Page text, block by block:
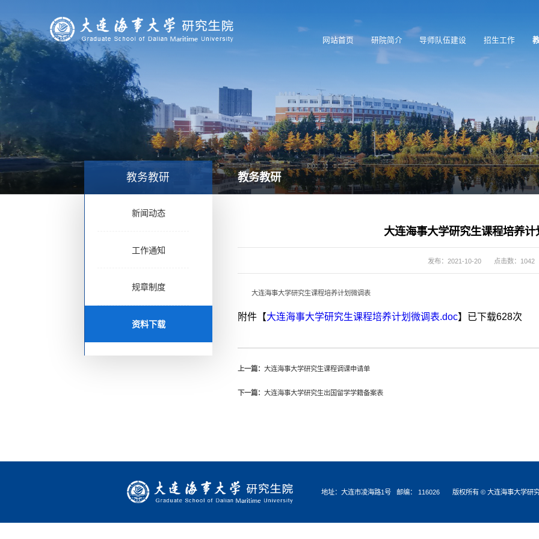
网站首页 研院简介 导师队伍建设 招生工作
教务教研
新闻动态
工作通知
规章制度
资料下载
教务教研
大连海事大学研究生课程培养计
发布：2021-10-20 点击数： 1042
大连海事大学研究生课程培养计划微调表
附件【大连海事大学研究生课程培养计划微调表.doc】已下载628次
上一篇：大连海事大学研究生课程调课申请单
下一篇：大连海事大学研究生出国留学学籍备案表
地址：大连市凌海路1号 邮编： 116026 版权所有 © 大连海事大学研